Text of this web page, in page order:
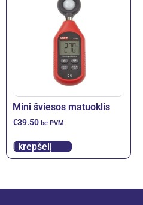
Mini šviesos matuoklis
€39.50 be PVM
Į krepšelį